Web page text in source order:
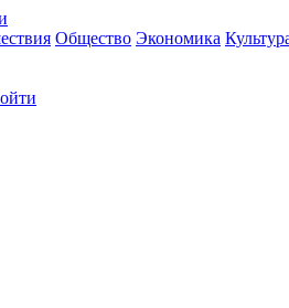
Общество Экономика